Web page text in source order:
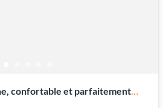
confortable et parfaitement